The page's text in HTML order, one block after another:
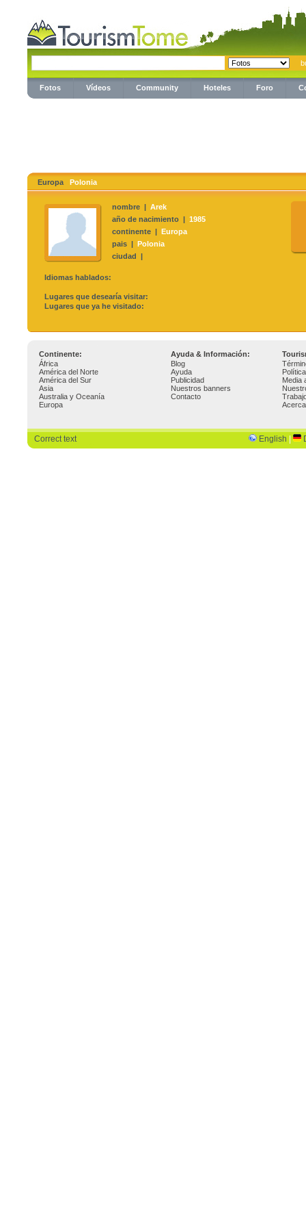
Fotos Vídeos Community Hoteles Foro
Europa Polonia
nombre | Arek
año de nacimiento | 1985
continente | Europa
pais | Polonia
ciudad |
Idiomas hablados:
Lugares que desearía visitar:
Lugares que ya he visitado:
Continente: Ayuda & Información:
África
América del Norte
América del Sur
Asia
Australia y Oceanía
Europa
Blog
Ayuda
Publicidad
Nuestros banners
Contacto
Media
Correct text English